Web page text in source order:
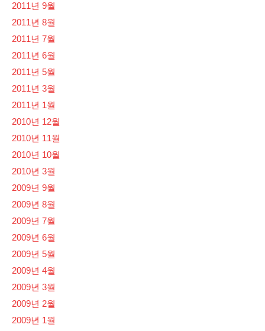
2011년 9월
2011년 8월
2011년 7월
2011년 6월
2011년 5월
2011년 3월
2011년 1월
2010년 12월
2010년 11월
2010년 10월
2010년 3월
2009년 9월
2009년 8월
2009년 7월
2009년 6월
2009년 5월
2009년 4월
2009년 3월
2009년 2월
2009년 1월